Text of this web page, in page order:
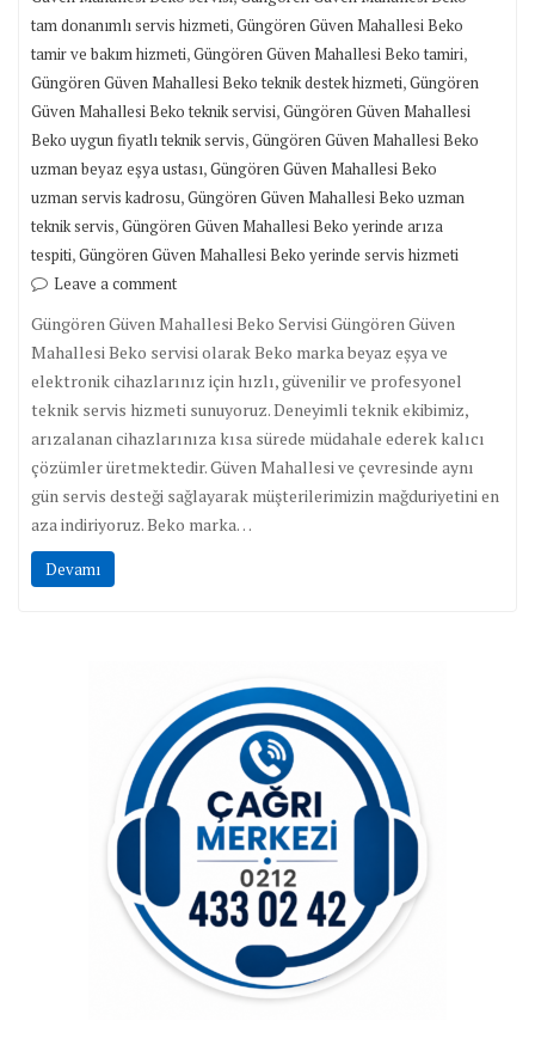
tam donanımlı servis hizmeti,Güngören Güven Mahallesi Beko
tamir ve bakım hizmeti,Güngören Güven Mahallesi Beko tamiri,
Güngören Güven Mahallesi Beko teknik destek hizmeti,Güngören
Güven Mahallesi Beko teknik servisi,Güngören Güven Mahallesi
Beko uygun fiyatlı teknik servis,Güngören Güven Mahallesi Beko
uzman beyaz eşya ustası,Güngören Güven Mahallesi Beko
uzman servis kadrosu,Güngören Güven Mahallesi Beko uzman
teknik servis,Güngören Güven Mahallesi Beko yerinde arıza
tespiti,Güngören Güven Mahallesi Beko yerinde servis hizmeti
Leave a comment
Güngören Güven Mahallesi Beko Servisi Güngören Güven
Mahallesi Beko servisi olarak Beko marka beyaz eşya ve
elektronik cihazlarınız için hızlı, güvenilir ve profesyonel
teknik servis hizmeti sunuyoruz. Deneyimli teknik ekibimiz,
arızalanan cihazlarınıza kısa sürede müdahale ederek kalıcı
çözümler üretmektedir. Güven Mahallesi ve çevresinde aynı
gün servis desteği sağlayarak müşterilerimizin mağduriyetini en
aza indiriyoruz. Beko marka…
Devamı